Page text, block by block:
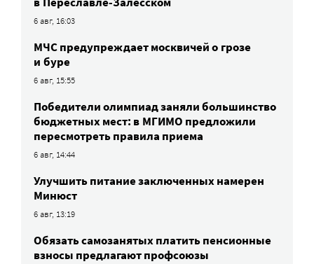
6 авг, 16:03
МЧС предупреждает москвичей о грозе
и буре
6 авг, 15:55
Победители олимпиад заняли большинство
бюджетных мест: в МГИМО предложили
пересмотреть правила приема
6 авг, 14:44
Улучшить питание заключенных намерен
Минюст
6 авг, 13:19
Обязать самозанятых платить пенсионные
взносы предлагают профсоюзы